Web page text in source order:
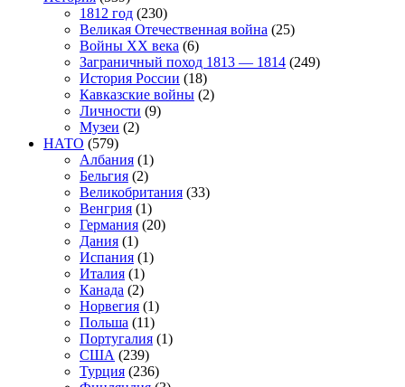
1812 год (230)
Великая Отечественная война (25)
Войны XX века (6)
Заграничный поход 1813 — 1814 (249)
История России (18)
Кавказские войны (2)
Личности (9)
Музеи (2)
НАТО (579)
Албания (1)
Бельгия (2)
Великобритания (33)
Венгрия (1)
Германия (20)
Дания (1)
Испания (1)
Италия (1)
Канада (2)
Норвегия (1)
Польша (11)
Португалия (1)
США (239)
Турция (236)